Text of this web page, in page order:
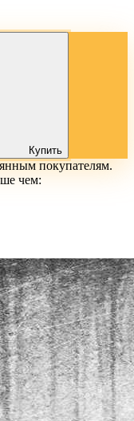
Купить
покупателям.
чем: